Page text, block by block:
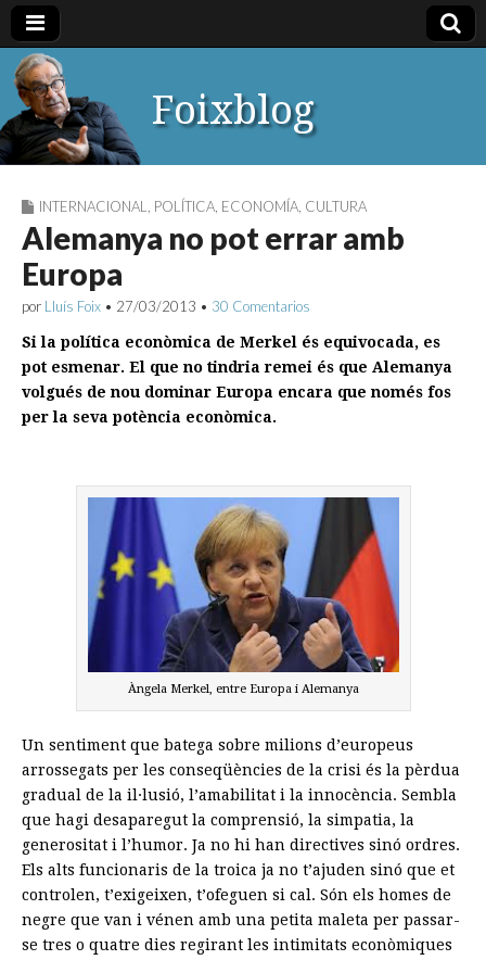
Foixblog
INTERNACIONAL POLÍTICA ECONOMÍA CULTURA
Alemanya no pot errar amb
Europa
por Lluís Foix • 27/03/2013 • 30 Comentarios
Si la política econòmica de Merkel és equivocada, es
pot esmenar. El que no tindria remei és que Alemanya
volgués de nou dominar Europa encara que només fos
per la seva potència econòmica.
Àngela Merkel, entre Europa i Alemanya
Un sentiment que batega sobre milions d’europeus
arrossegats per les conseqüències de la crisi és la pèrdua
gradual de la il·lusió, l’amabilitat i la innocència. Sembla
que hagi desaparegut la comprensió, la simpatia, la
generositat i l’humor. Ja no hi han directives sinó ordres.
Els alts funcionaris de la troica ja no t’ajuden sinó que et
controlen, t’exigeixen, t’ofeguen si cal. Són els homes de
negre que van i vénen amb una petita maleta per passar-
se tres o quatre dies regirant les intimitats econòmiques